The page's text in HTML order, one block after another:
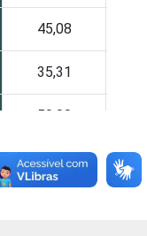
45,08
35,31
50,00
52,70
próxima